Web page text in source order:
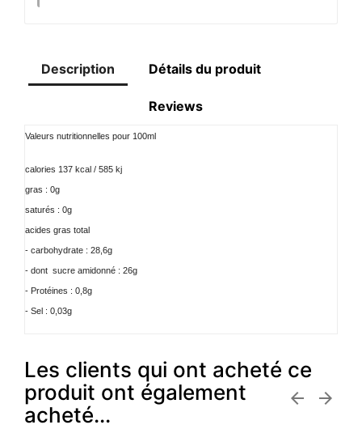
Description Détails du produit
Reviews
Valeurs nutritionnelles pour 100ml
calories 137 kcal / 585 kj
gras : 0g
saturés : 0g
acides gras total
- carbohydrate : 28,6g
- dont sucre amidonné : 26g
- Protéines : 0,8g
- Sel : 0,03g
Les clients qui ont acheté ce
produit ont également
acheté...
 